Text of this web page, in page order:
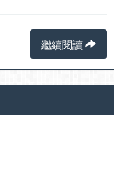
繼續閱讀